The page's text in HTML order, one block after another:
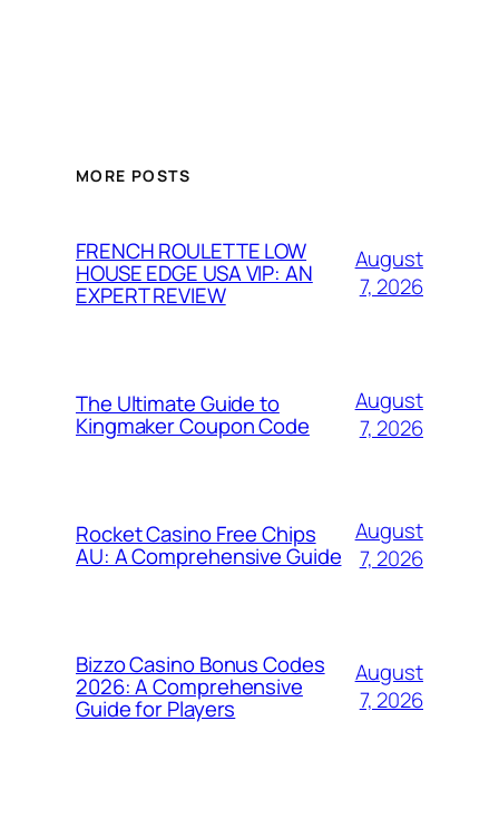
MORE POSTS
FRENCH ROULETTE LOW
HOUSE EDGE USA VIP: AN
EXPERT REVIEW
August
7, 2026
The Ultimate Guide to
Kingmaker Coupon Code
August
7, 2026
Rocket Casino Free Chips
AU: A Comprehensive Guide
August
7, 2026
Bizzo Casino Bonus Codes
2026: A Comprehensive
Guide for Players
August
7, 2026